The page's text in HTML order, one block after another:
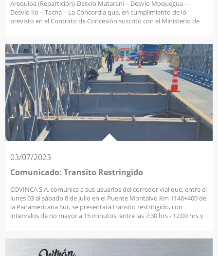
Arequipa (Repartición)-Desvío Matarani – Desvío Moquegua –
Desvío Ilo – Tacna – La Concordia que, en cumplimiento de lo
previsto en el Contrato de Concesión suscrito con el Ministerio de
03/07/2023
Comunicado: Transito Restringido
COVINCA S.A. comunica a sus usuarios del corredor vial que, entre el
lunes 03 al sábado 8 de julio en el Puente Montalvo Km 1146+400 de
la Panamericana Sur, se presentará transito restringido, con
intervalos de no mayor a 15 minutos, entre las 7:30 hrs - 12:00 hrs y
cumplimiento de los Niveles de Servicio requeridos. Solicitamos a